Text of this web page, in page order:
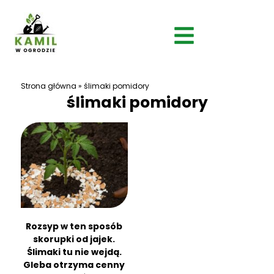
Strona główna » ślimaki pomidory
ślimaki pomidory
Rozsyp w ten sposób
skorupki od jajek.
Ślimaki tu nie wejdą.
Gleba otrzyma cenny